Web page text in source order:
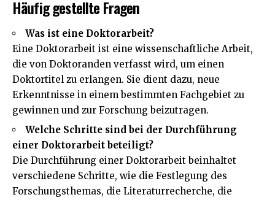
Häufig gestellte Fragen
Was ist eine Doktorarbeit?
Eine Doktorarbeit ist eine wissenschaftliche Arbeit,
die von Doktoranden verfasst wird, um einen
Doktortitel zu erlangen. Sie dient dazu, neue
Erkenntnisse in einem bestimmten Fachgebiet zu
gewinnen und zur Forschung beizutragen.
Welche Schritte sind bei der Durchführung
einer Doktorarbeit beteiligt?
Die Durchführung einer Doktorarbeit beinhaltet
verschiedene Schritte, wie die Festlegung des
Forschungsthemas, die Literaturrecherche, die